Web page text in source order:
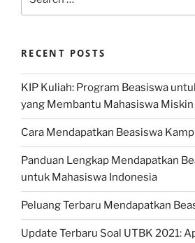
for:
RECENT POSTS
KIP Kuliah: Program Beasiswa
yang Membantu Mahasiswa Miskin
Cara Mendapatkan Beasiswa
Panduan Lengkap Mendapatkan
untuk Mahasiswa Indonesia
Peluang Terbaru Mendapatkan
Update Terbaru Soal UTBK 2021: